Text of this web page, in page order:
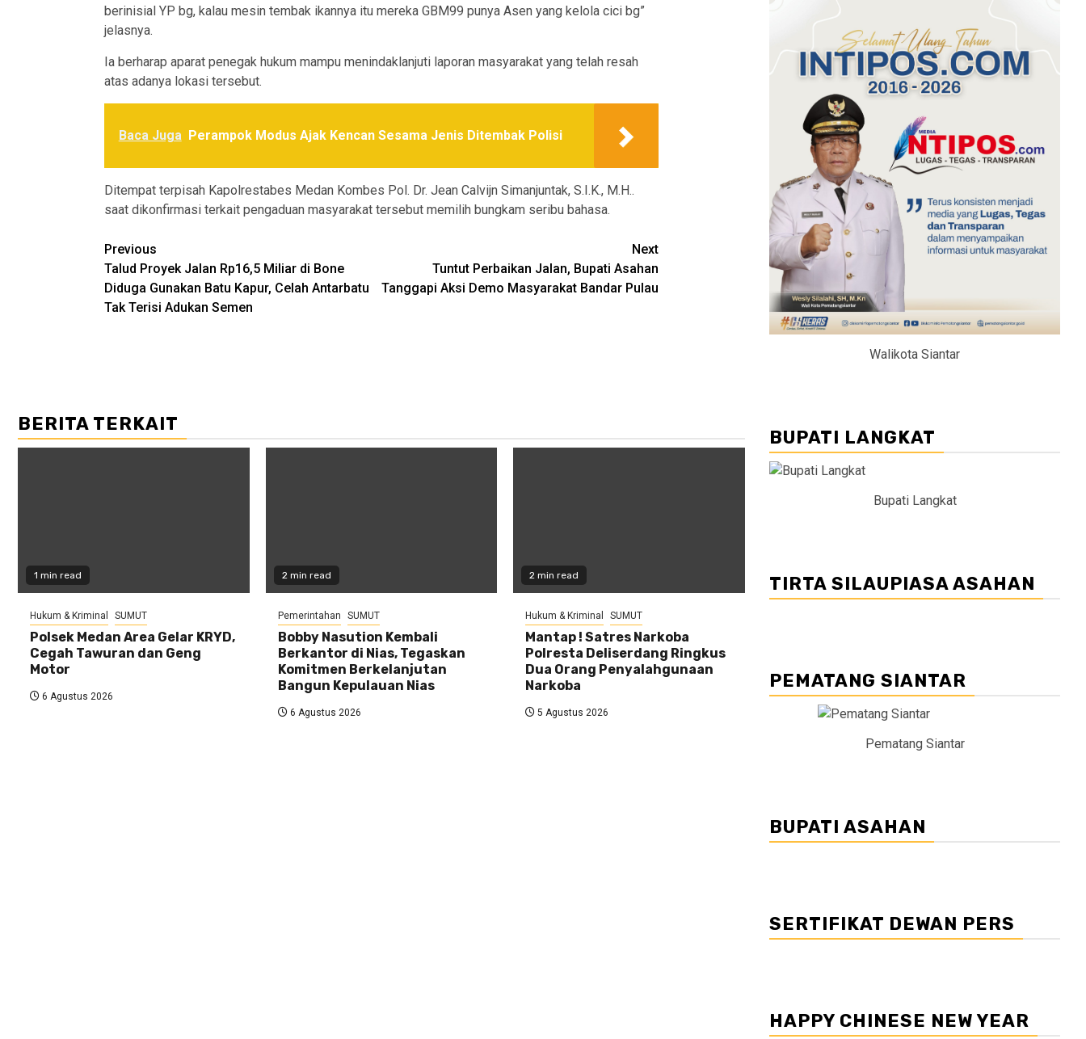
berinisial YP bg, kalau mesin tembak ikannya itu mereka GBM99 punya Asen yang kelola cici bg”
jelasnya.
Ia berharap aparat penegak hukum mampu menindaklanjuti laporan masyarakat yang telah resah
atas adanya lokasi tersebut.
Baca Juga Perampok Modus Ajak Kencan Sesama Jenis Ditembak Polisi
Ditempat terpisah Kapolrestabes Medan Kombes Pol. Dr. Jean Calvijn Simanjuntak, S.I.K., M.H..
saat dikonfirmasi terkait pengaduan masyarakat tersebut memilih bungkam seribu bahasa.
Post
navigation
Previous
Talud Proyek Jalan Rp16,5 Miliar di Bone
Diduga Gunakan Batu Kapur, Celah Antarbatu
Tak Terisi Adukan Semen
Next
Tuntut Perbaikan Jalan, Bupati Asahan
Tanggapi Aksi Demo Masyarakat Bandar Pulau
BERITA TERKAIT
1 min read
Hukum & Kriminal SUMUT
Polsek Medan Area Gelar KRYD,
Cegah Tawuran dan Geng
Motor
6 Agustus 2026
2 min read
Pemerintahan SUMUT
Bobby Nasution Kembali
Berkantor di Nias, Tegaskan
Komitmen Berkelanjutan
Bangun Kepulauan Nias
6 Agustus 2026
2 min read
Hukum & Kriminal SUMUT
Mantap ! Satres Narkoba
Polresta Deliserdang Ringkus
Dua Orang Penyalahgunaan
Narkoba
5 Agustus 2026
Walikota Siantar
BUPATI LANGKAT
Bupati Langkat
TIRTA SILAUPIASA ASAHAN
PEMATANG SIANTAR
Pematang Siantar
BUPATI ASAHAN
SERTIFIKAT DEWAN PERS
HAPPY CHINESE NEW YEAR